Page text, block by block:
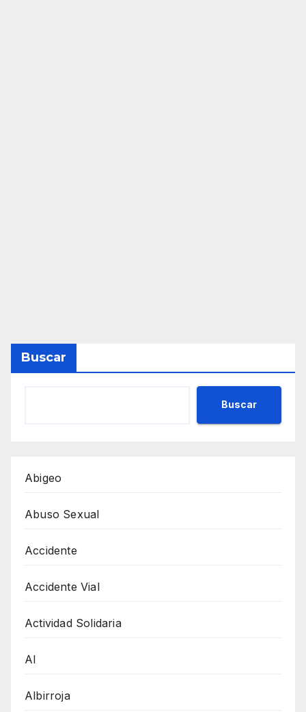
Buscar
Buscar
Abigeo
Abuso Sexual
Accidente
Accidente Vial
Actividad Solidaria
AI
Albirroja